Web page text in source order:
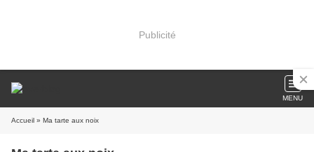
Publicité
MENU
Accueil » Ma tarte aux noix